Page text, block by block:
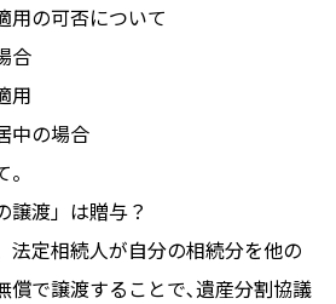
の可否について
合
用
中の場合
渡」は贈与？
法定相続人が自分の相続分を他の
償で譲渡することで､遺産分割協議